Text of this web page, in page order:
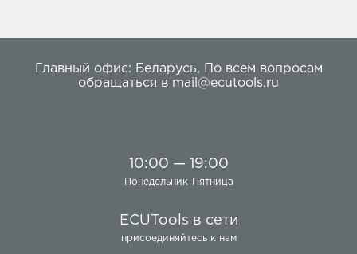
Главный офис: Беларусь,
По всем вопросам
обращаться в mail@ecutools.ru
10:00 — 19:00
Понедельник-Пятница
ECUTools в сети
присоединяйтесь к нам